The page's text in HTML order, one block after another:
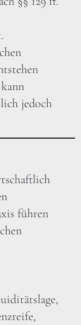
jedoch
führen